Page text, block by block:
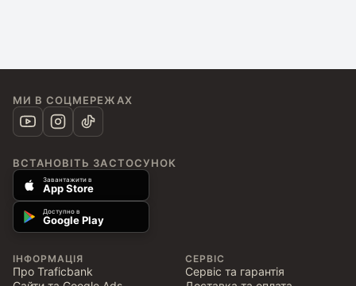
МИ В СОЦМЕРЕЖАХ
ВСТАНОВІТЬ ЗАСТОСУНОК
Завантажити в
App Store
Доступно в
Google Play
ІНФОРМАЦІЯ
Про Traficbank
СЕРВІС
Сервіс та гарантія